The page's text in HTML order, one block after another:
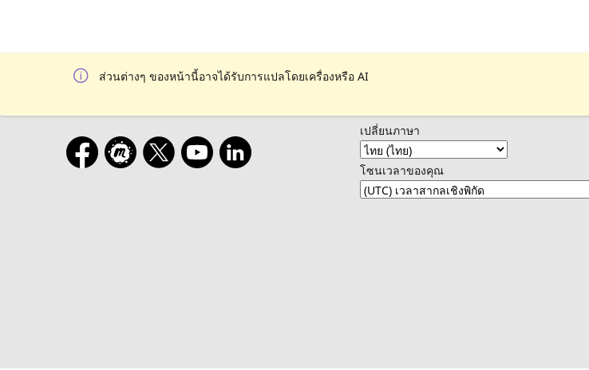
ส่วนต่างๆ ของหน้านี้อาจได้รับการแปลโดยเครื่องหรือ AI
เปลี่ยนภาษา
โซนเวลาของคุณ